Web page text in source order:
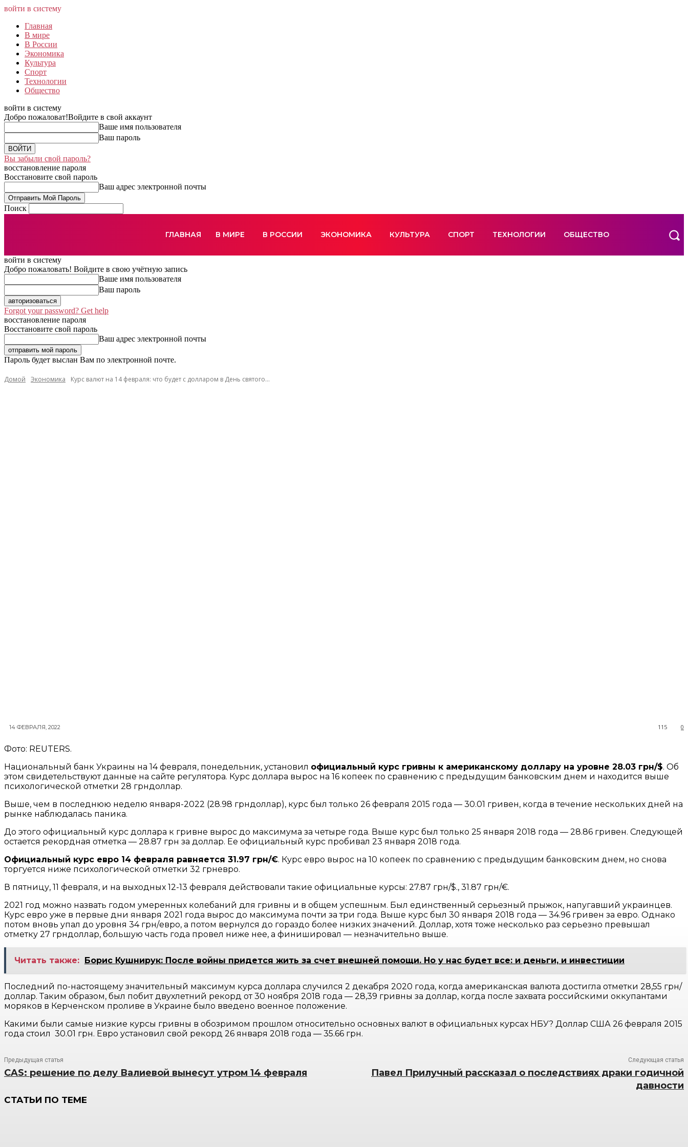
войти в систему
Главная
В мире
В России
Экономика
Культура
Спорт
Технологии
Общество
войти в систему
Добро пожаловат!Войдите в свой аккаунт
Ваше имя пользователя
Ваш пароль
Вы забыли свой пароль?
восстановление пароля
Восстановите свой пароль
Ваш адрес электронной почты
Поиск
ГЛАВНАЯ В МИРЕ В РОССИИ ЭКОНОМИКА КУЛЬТУРА СПОРТ ТЕХНОЛОГИИ ОБЩЕСТВО
войти в систему
Добро пожаловать! Войдите в свою учётную запись
Ваше имя пользователя
Ваш пароль
Forgot your password? Get help
восстановление пароля
Восстановите свой пароль
Ваш адрес электронной почты
Пароль будет выслан Вам по электронной почте.
Домой Экономика Курс валют на 14 февраля: что будет с долларом в День святого...
14 ФЕВРАЛЯ, 2022 0
115
Фото: REUTERS.
Национальный банк Украины на 14 февраля, понедельник, установил официальный курс гривны к американскому доллару на уровне 28.03 грн/$. Об
этом свидетельствуют данные на сайте регулятора. Курс доллара вырос на 16 копеек по сравнению с предыдущим банковским днем и находится выше
психологической отметки 28 грндоллар.
Выше, чем в последнюю неделю января-2022 (28.98 грндоллар), курс был только 26 февраля 2015 года — 30.01 гривен, когда в течение нескольких дней на
рынке наблюдалась паника.
До этого официальный курс доллара к гривне вырос до максимума за четыре года. Выше курс был только 25 января 2018 года — 28.86 гривен. Следующей
остается рекордная отметка — 28.87 грн за доллар. Ее официальный курс пробивал 23 января 2018 года.
Официальный курс евро 14 февраля равняется 31.97 грн/€. Курс евро вырос на 10 копеек по сравнению с предыдущим банковским днем, но снова
торгуется ниже психологической отметки 32 грневро.
В пятницу, 11 февраля, и на выходных 12-13 февраля действовали такие официальные курсы: 27.87 грн/$., 31.87 грн/€.
2021 год можно назвать годом умеренных колебаний для гривны и в общем успешным. Был единственный серьезный прыжок, напугавший украинцев.
Курс евро уже в первые дни января 2021 года вырос до максимума почти за три года. Выше курс был 30 января 2018 года — 34.96 гривен за евро. Однако
потом вновь упал до уровня 34 грн/евро, а потом вернулся до гораздо более низких значений. Доллар, хотя тоже несколько раз серьезно превышал
отметку 27 грндоллар, большую часть года провел ниже нее, а финишировал — незначительно выше.
Читать также: Борис Кушнирук: После войны придется жить за счет внешней помощи. Но у нас будет все: и деньги, и инвестиции
Последний по-настоящему значительный максимум курса доллара случился 2 декабря 2020 года, когда американская валюта достигла отметки 28,55 грн/
доллар. Таким образом, был побит двухлетний рекорд от 30 ноября 2018 года — 28,39 гривны за доллар, когда после захвата российскими оккупантами
моряков в Керченском проливе в Украине было введено военное положение.
Какими были самые низкие курсы гривны в обозримом прошлом относительно основных валют в официальных курсах НБУ? Доллар США 26 февраля 2015
года стоил 30.01 грн. Евро установил свой рекорд 26 января 2018 года — 35.66 грн.
Предыдущая статья
CAS: решение по делу Валиевой вынесут утром 14 февраля
Следующая статья
Павел Прилучный рассказал о последствиях драки годичной
давности
СТАТЬИ ПО ТЕМЕ